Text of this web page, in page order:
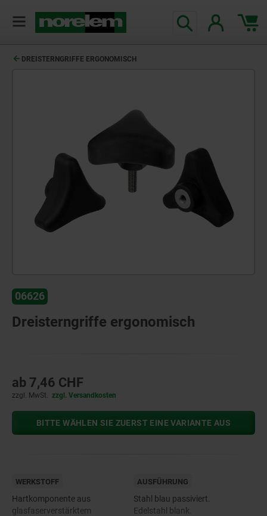
DREISTERNGRIFFE ERGONOMISCH
06626
Dreisterngriffe ergonomisch
ab 7,46 CHF
zzgl. MwSt. zzgl. Versandkosten
BITTE WÄHLEN SIE ZUERST EINE VARIANTE AUS
WERKSTOFF
Hartkomponente aus
glasfaserverstärktem
AUSFÜHRUNG
Stahl blau passiviert.
Edelstahl blank.